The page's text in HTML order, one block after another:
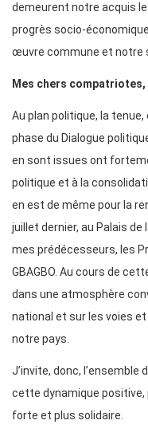
demeurent notre acquis
progrès socio-
œuvre commune et notre
Mes chers
Au plan politique, la tenue,
phase du Dialogue
en sont issues ont
politique et à la
en est de même pour la
juillet dernier, au Palais de
mes prédécesseurs, les
GBAGBO. Au cours de
dans une atmosphère
national et sur les voies
notre pays.
J’invite, donc,
cette dynamique positive,
forte et plus solidaire.